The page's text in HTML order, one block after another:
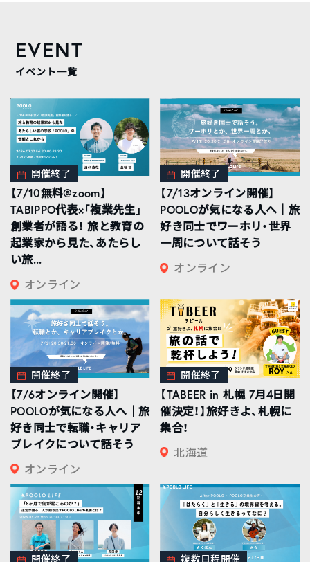
EVENT
イベント一覧
開催終了
【7/10無料@zoom】
TABIPPO代表×「複業先生」
創業者が語る！ 旅と教育の
起業家から見た、あたらし
い旅...
オンライン
開催終了
【7/13オンライン開催】
POOLOが気になる人へ｜旅
好き同士でワーホリ・世界
一周について話そう
オンライン
開催終了
【7/6オンライン開催】
POOLOが気になる人へ｜旅
好き同士で転職・キャリア
ブレイクについて話そう
オンライン
開催終了
【TABEER in 札幌 7月4日開
催決定！】旅好きよ、札幌に
集合！
北海道
開催終了 複数日程開催